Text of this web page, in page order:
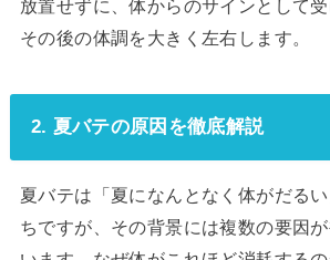
放置せずに、体からのサインとして受
その後の体調を大きく左右します。
2. 夏バテの原因を徹底解説
夏バテは「夏になんとなく体がだる
ちですが、その背景には複数の要因